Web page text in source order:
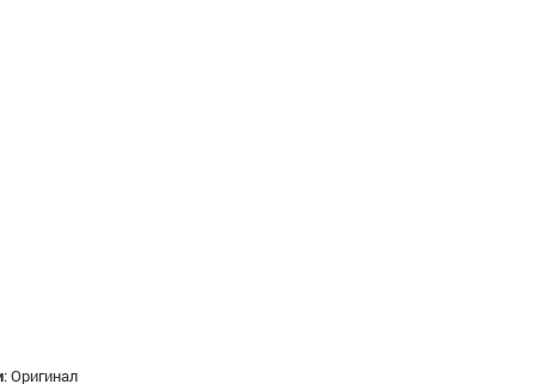
:Оригинал